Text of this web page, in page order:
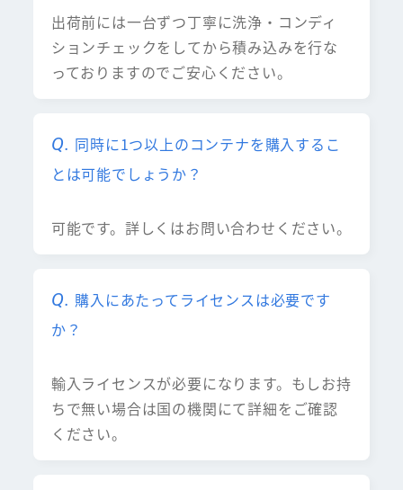
出荷前には一台ずつ丁寧に洗浄・コンディ
ションチェックをしてから積み込みを行な
っておりますのでご安心ください。
同時に1つ以上のコンテナを購入するこ
とは可能でしょうか？
可能です。詳しくはお問い合わせください。
購入にあたってライセンスは必要です
か？
輸入ライセンスが必要になります。もしお持
ちで無い場合は国の機関にて詳細をご確認
ください。